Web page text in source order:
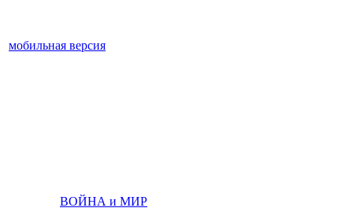
мобильная версия
ВОЙНА и МИР